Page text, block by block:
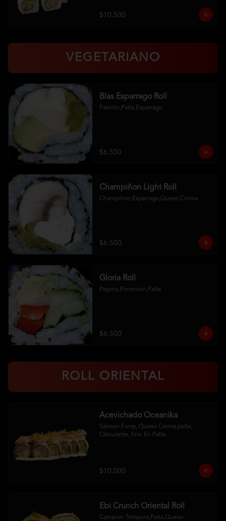
$10.500
VEGETARIANO
Blas Esparrago Roll
Palmito,Palta.Esparrago
$6.500
Champiñon Light Roll
Champiñon,Esparrago,Queso Crema
$6.500
Gloria Roll
Pepino,Pimenton,Palta
$6.500
ROLL ORIENTAL
Acevichado Oceanika
Salmon Furay, Queso Crema,palta,
Ciboulette, Env. En Palta
$10.000
Ebi Crunch Oriental Roll
Camaron Tempura,Palta,Queso